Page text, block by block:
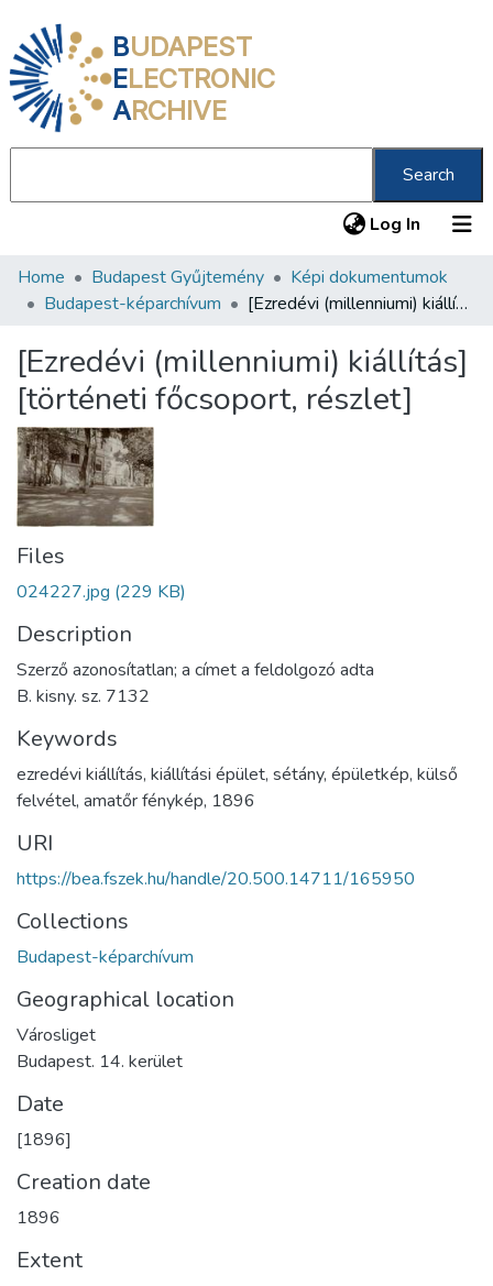
BUDAPEST
ELECTRONIC
ARCHIVE
Search
Log In (current)
Communities & Collections
Statistics
About us
Home Budapest Gyűjtemény
Képi dokumentumok
Budapest-képarchívum
[Ezredévi (millenniumi) kiállítás] [történeti főcsoport, részlet]
[Ezredévi (millenniumi) kiállítás]
[történeti főcsoport, részlet]
Files
024227.jpg (229 KB)
Description
Szerző azonosítatlan; a címet a feldolgozó adta
B. kisny. sz. 7132
Keywords
ezredévi kiállítás, kiállítási épület, sétány, épületkép, külső
felvétel, amatőr fénykép, 1896
URI
https://bea.fszek.hu/handle/20.500.14711/165950
Collections
Budapest-képarchívum
Geographical location
Városliget
Budapest. 14. kerület
Date
[1896]
Creation date
1896
Extent